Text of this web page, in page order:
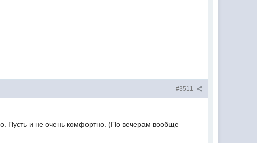
#3511
Пусть и не очень комфортно. (По вечерам вообще